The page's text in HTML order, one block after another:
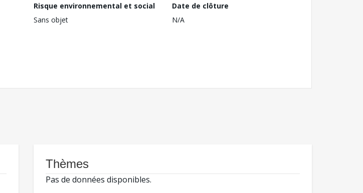
Risque environnemental et social
Sans objet
Date de clôture
N/A
Thèmes
Pas de données disponibles.